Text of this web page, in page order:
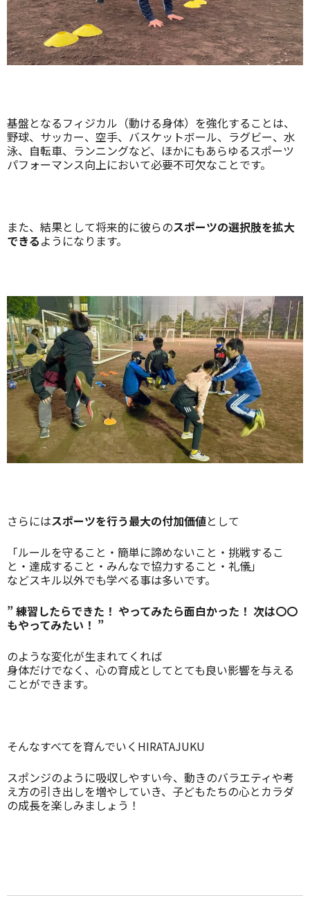
基盤となるフィジカル（動ける身体）を強化することは、
野球、サッカー、空手、バスケットボール、ラグビー、水
泳、自転車、ランニングなど、ほかにもあらゆるスポーツ
パフォーマンス向上において必要不可欠なことです。
また、結果として将来的に彼らのスポーツの選択肢を拡大
できるようになります。
さらにはスポーツを行う最大の付加価値として
「ルールを守ること・簡単に諦めないこと・挑戦するこ
と・達成すること・みんなで協力すること・礼儀」
などスキル以外でも学べる事は多いです。
” 練習したらできた！ やってみたら面白かった！ 次は〇〇
もやってみたい！ ”
のような変化が生まれてくれば
身体だけでなく、心の育成としてとても良い影響を与える
ことができます。
そんなすべてを育んでいくHIRATAJUKU
スポンジのように吸収しやすい今、動きのバラエティや考
え方の引き出しを増やしていき、子どもたちの心とカラダ
の成長を楽しみましょう！